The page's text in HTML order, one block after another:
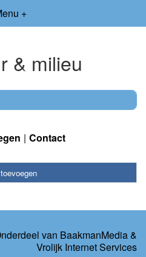
+
& milieu
Contact
van BaakmanMedia&
Vrolijk Internet Services